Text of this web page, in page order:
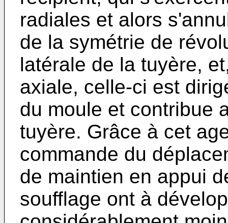
radiales et alors
de la symétrie de
latérale de la tuyère,
axiale, celle-ci est
du moule et contribue
tuyère. Grâce à cet
commande du
de maintien en appui
soufflage ont à